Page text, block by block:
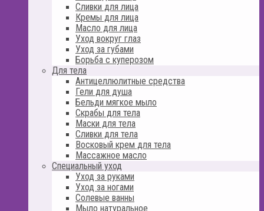
Сливки для лица
Кремы для лица
Масло для лица
Уход вокруг глаз
Уход за губами
Борьба с куперозом
Для тела
Антицеллюлитные средства
Гели для душа
Бельди мягкое мыло
Скрабы для тела
Маски для тела
Сливки для тела
Восковый крем для тела
Массажное масло
Специальный уход
Уход за руками
Уход за ногами
Солевые ванны
Мыло натуральное